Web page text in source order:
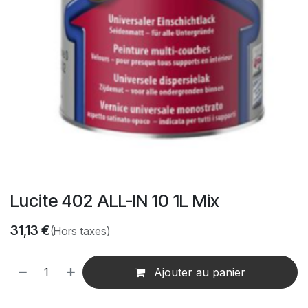
Lucite 402 ALL-IN 10 1L Mix
31,13 €(Hors taxes)
Ajouter au panier